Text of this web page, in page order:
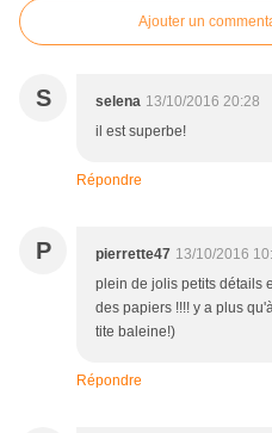
Ajouter un
S selena 13/10/2016 20:28
il est superbe!
Répondre
P pierrette47 13/10/2016
plein de jolis petits détails
des papiers !!!! y a plus
tite baleine!)
Répondre